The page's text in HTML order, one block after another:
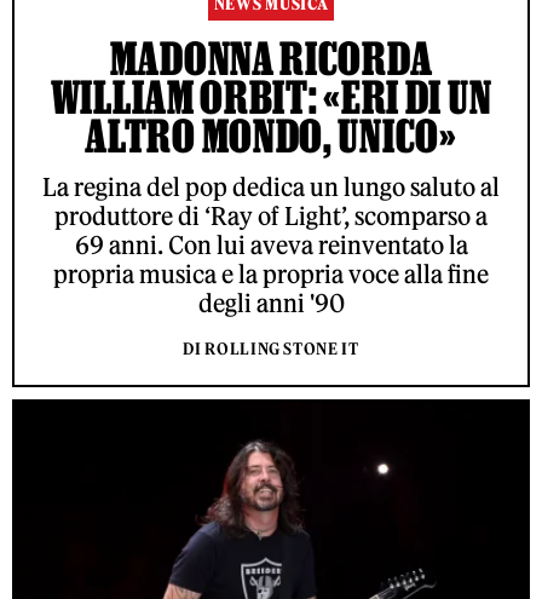
NEWS MUSICA
MADONNA RICORDA
WILLIAM ORBIT: «ERI DI UN
ALTRO MONDO, UNICO»
La regina del pop dedica un lungo saluto al
produttore di ‘Ray of Light’, scomparso a
69 anni. Con lui aveva reinventato la
propria musica e la propria voce alla fine
degli anni '90
DI ROLLING STONE IT